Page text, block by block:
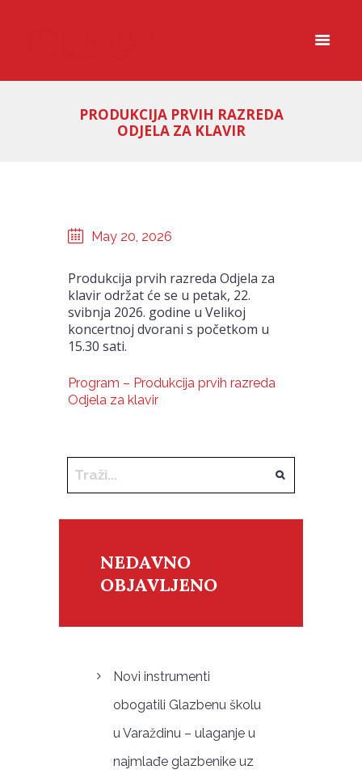
PRODUKCIJA PRVIH RAZREDA
ODJELA ZA KLAVIR
May 20, 2026
Produkcija prvih razreda Odjela za
klavir održat će se u petak, 22.
svibnja 2026. godine u Velikoj
koncertnoj dvorani s početkom u
15.30 sati.
Program – Produkcija prvih razreda
Odjela za klavir
NEDAVNO
OBJAVLJENO
Novi instrumenti
obogatili Glazbenu školu
u Varaždinu – ulaganje u
najmlađe glazbenike uz